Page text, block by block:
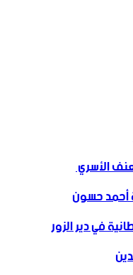
الأسري
أحمد حسون
في دير الزور